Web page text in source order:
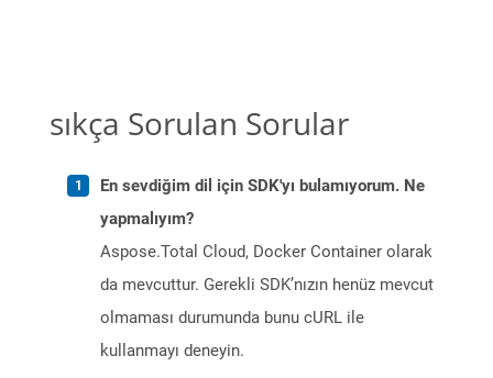
sıkça Sorulan Sorular
En sevdiğim dil için SDK'yı bulamıyorum. Ne
yapmalıyım?
Aspose.Total Cloud, Docker Container olarak
da mevcuttur. Gerekli SDK’nızın henüz mevcut
olmaması durumunda bunu cURL ile
kullanmayı deneyin.